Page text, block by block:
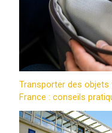
Transporter des objets
France : conseils